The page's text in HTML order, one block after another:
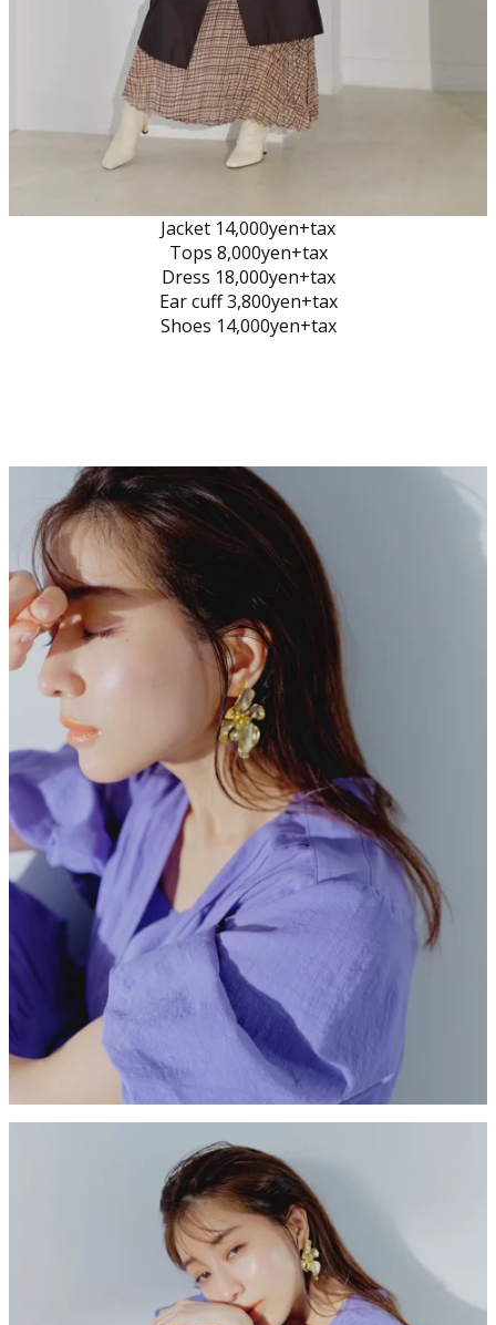
Jacket 14,000yen+tax
Tops 8,000yen+tax
Dress 18,000yen+tax
Ear cuff 3,800yen+tax
Shoes 14,000yen+tax